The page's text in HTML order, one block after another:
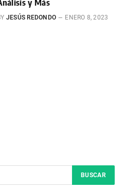
y Más
JESÚS REDONDO ENERO 8, 2023